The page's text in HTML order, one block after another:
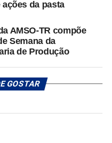
da pasta
AMSO-TR compõe
Semana da
de Produção
GOSTAR